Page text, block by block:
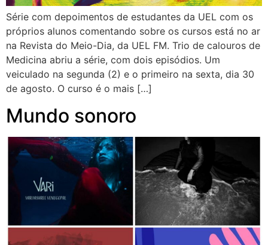
Série com depoimentos de estudantes da UEL com os
próprios alunos comentando sobre os cursos está no ar
na Revista do Meio-Dia, da UEL FM. Trio de calouros de
Medicina abriu a série, com dois episódios. Um
veiculado na segunda (2) e o primeiro na sexta, dia 30
de agosto. O curso é o mais […]
Mundo sonoro